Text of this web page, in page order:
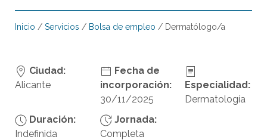
Inicio / Servicios / Bolsa de empleo / Dermatólogo/a
Ciudad:
Alicante
Fecha de
incorporación:
30/11/2025
Especialidad:
Dermatología
Duración:
Indefinida
Jornada:
Completa